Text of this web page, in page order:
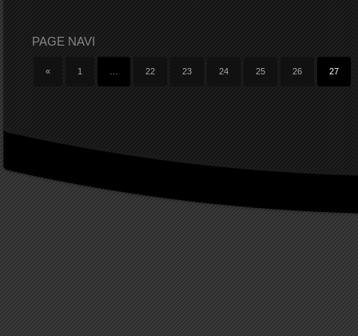
PAGE NAVI
« 1 22 23 24 25 26 27